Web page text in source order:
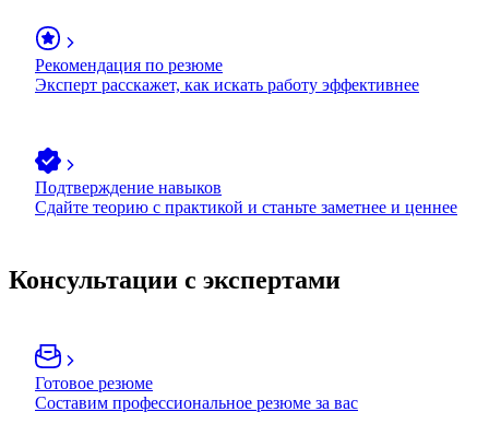
Рекомендация по резюме
Эксперт расскажет, как искать работу эффективнее
Подтверждение навыков
Сдайте теорию с практикой и станьте заметнее и ценнее
Консультации с экспертами
Готовое резюме
Составим профессиональное резюме за вас